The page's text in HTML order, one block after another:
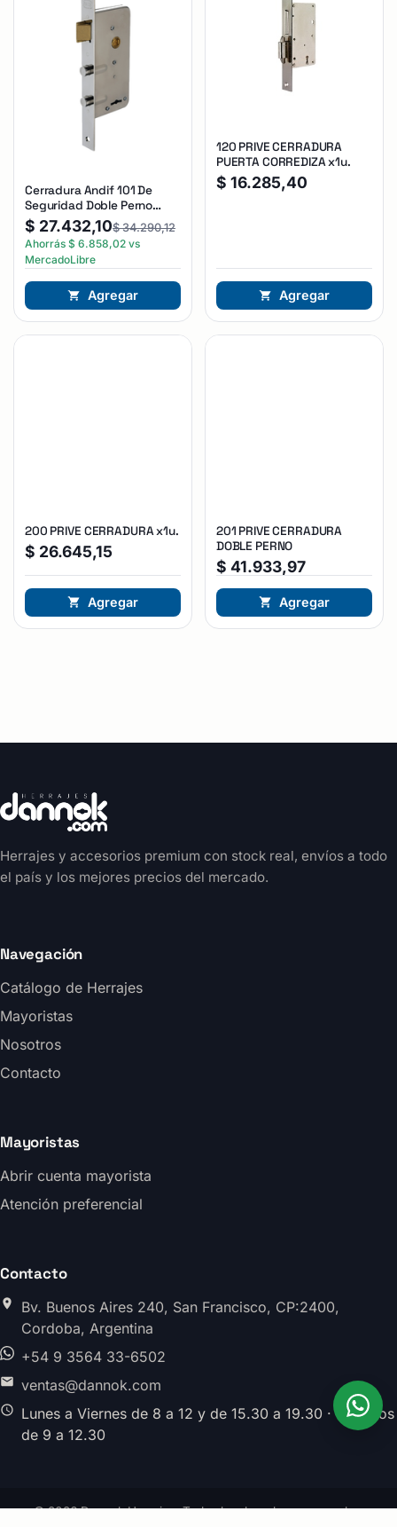
Cerradura Andif 101 De
Seguridad Doble Perno
Reforzada Plateado
$ 27.432,10$34.290,12
Ahorrás $ 6.858,02 vs
MercadoLibre
Agregar
120 PRIVE CERRADURA
PUERTA CORREDIZA x1u.
$ 16.285,40
Agregar
200 PRIVE CERRADURA x1u.
$ 26.645,15
Agregar
201 PRIVE CERRADURA
DOBLE PERNO
$ 41.933,97
Agregar
Herrajes y accesorios premium con stock real, envíos a todo
el país y los mejores precios del mercado.
Navegación
Catálogo de Herrajes
Mayoristas
Nosotros
Contacto
Mayoristas
Abrir cuenta mayorista
Atención preferencial
Contacto
Bv. Buenos Aires 240, San Francisco, CP:2400,
Cordoba, Argentina
+54 9 3564 33-6502
ventas@dannok.com
Lunes a Viernes de 8 a 12 y de 15.30 a 19.30 · Sabados
de 9 a 12.30
© 2026 Dannok Herrajes. Todos los derechos reservados.